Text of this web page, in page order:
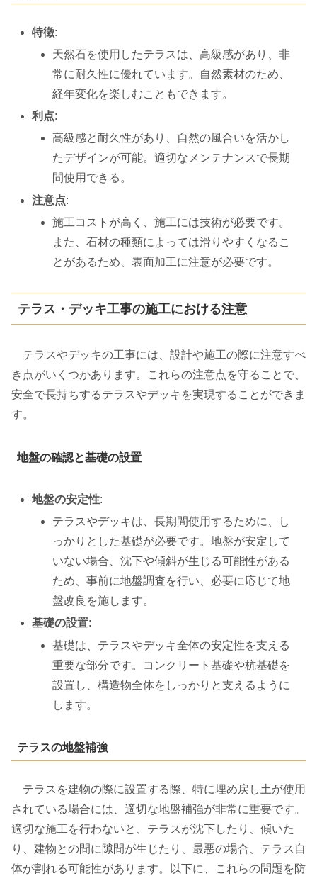
特徴:
天然石を使用したテラスは、高級感があり、非
常に耐久性に優れています。自然素材のため、
経年変化を楽しむこともできます。
利点:
高級感と耐久性があり、自然の風合いを活かし
たデザインが可能。適切なメンテナンスで長期
間使用できる。
注意点:
施工コストが高く、施工には技術が必要です。
また、石材の種類によっては滑りやすくなるこ
とがあるため、表面加工に注意が必要です。
テラス・デッキ工事の施工における注意
テラスやデッキの工事には、設計や施工の際に注意すべ
き点がいくつかあります。これらの注意点を守ることで、
安全で長持ちするテラスやデッキを実現することができま
す。
地盤の確認と基礎の設置
地盤の安定性:
テラスやデッキは、長期間使用するために、し
っかりとした基礎が必要です。地盤が安定して
いない場合、沈下や傾斜が生じる可能性がある
ため、事前に地盤調査を行い、必要に応じて地
盤改良を施します。
基礎の設置:
基礎は、テラスやデッキ全体の安定性を支える
重要な部分です。コンクリート基礎や杭基礎を
設置し、構造物全体をしっかりと支えるように
します。
テラスの地盤補強
テラスを建物の際に設置する際、特に埋め戻し土が使用
されている場合には、適切な地盤補強が非常に重要です。
適切な施工を行わないと、テラスが沈下したり、傾いた
り、建物との間に隙間が生じたり、最悪の場合、テラス自
体が割れる可能性があります。以下に、これらの問題を防